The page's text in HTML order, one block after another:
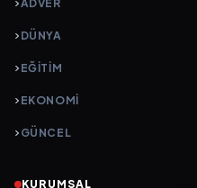
ADVER
DÜNYA
EĞİTİM
EKONOMİ
GÜNCEL
KURUMSAL